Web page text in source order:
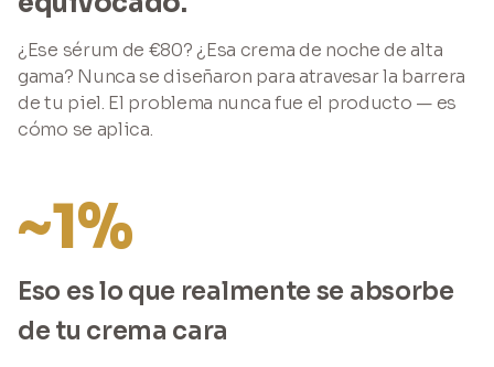
¿Ese sérum de €80? ¿Esa crema de noche de alta
gama? Nunca se diseñaron para atravesar la barrera
de tu piel. El problema nunca fue el producto — es
cómo se aplica.
~1%
Eso es lo que realmente se absorbe
de tu crema cara